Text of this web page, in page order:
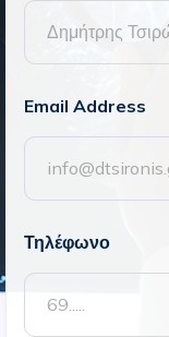
Email Address
Τηλέφωνο